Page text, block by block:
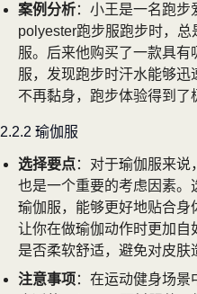
案例分析：小王是一名跑步
polyester跑步服跑步时，
服。后来他购买了一款具
服，发现跑步时汗水能够
不再黏身，跑步体验得到了
2.2.2 瑜伽服
选择要点：对于瑜伽服来
也是一个重要的考虑因素
瑜伽服，能够更好地贴合身
让你在做瑜伽动作时更加
是否柔软舒适，避免对皮肤
注意事项 ：在运动健身场